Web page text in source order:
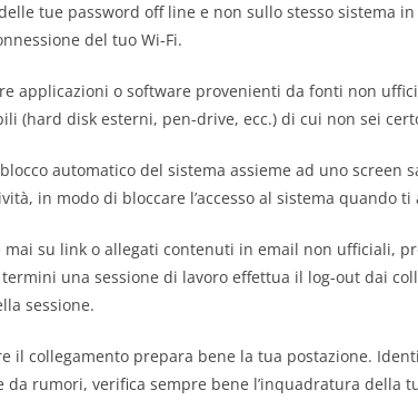
tue password off line e non sullo stesso sistema in
del tuo Wi-Fi.
applicazioni o software provenienti da fonti non
(hard disk esterni, pen-drive, ecc.) di cui non sei
automatico del sistema assieme ad uno screen
in modo di bloccare l’accesso al sistema quando
mai su link o allegati contenuti in email non ufficiali,
una sessione di lavoro effettua il log-out dai
sessione.
il collegamento prepara bene la tua postazione.
da rumori, verifica sempre bene l’inquadratura della